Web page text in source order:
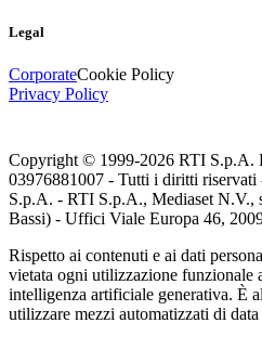
Legal
CorporateCookie Policy
Privacy Policy
Copyright © 1999-2026 RTI S.p.A.
03976881007 - Tutti i diritti
S.p.A. - RTI S.p.A., Mediaset N.V.,
Bassi) - Uffici Viale Europa 46,
Rispetto ai contenuti e ai dati
vietata ogni utilizzazione funzionale
intelligenza artificiale generativa. È
utilizzare mezzi automatizzati di data